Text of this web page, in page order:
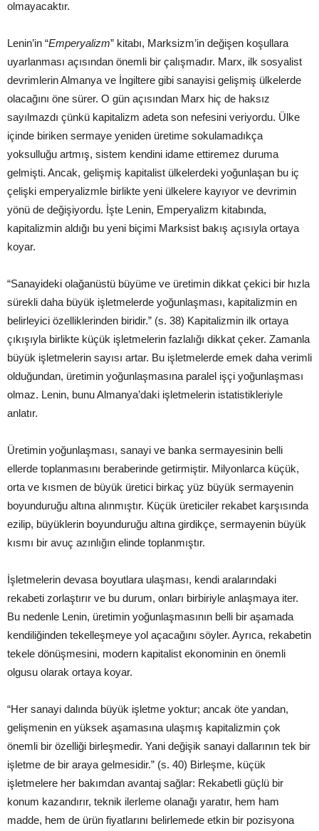
olmayacaktır.
Lenin’in “Emperyalizm” kitabı, Marksizm’in değişen koşullara
uyarlanması açısından önemli bir çalışmadır. Marx, ilk sosyalist
devrimlerin Almanya ve İngiltere gibi sanayisi gelişmiş ülkelerde
olacağını öne sürer. O gün açısından Marx hiç de haksız
sayılmazdı çünkü kapitalizm adeta son nefesini veriyordu. Ülke
içinde biriken sermaye yeniden üretime sokulamadıkça
yoksulluğu artmış, sistem kendini idame ettiremez duruma
gelmişti. Ancak, gelişmiş kapitalist ülkelerdeki yoğunlaşan bu iç
çelişki emperyalizmle birlikte yeni ülkelere kayıyor ve devrimin
yönü de değişiyordu. İşte Lenin, Emperyalizm kitabında,
kapitalizmin aldığı bu yeni biçimi Marksist bakış açısıyla ortaya
koyar.
“Sanayideki olağanüstü büyüme ve üretimin dikkat çekici bir hızla
sürekli daha büyük işletmelerde yoğunlaşması, kapitalizmin en
belirleyici özelliklerinden biridir.” (s. 38) Kapitalizmin ilk ortaya
çıkışıyla birlikte küçük işletmelerin fazlalığı dikkat çeker. Zamanla
büyük işletmelerin sayısı artar. Bu işletmelerde emek daha verimli
olduğundan, üretimin yoğunlaşmasına paralel işçi yoğunlaşması
olmaz. Lenin, bunu Almanya’daki işletmelerin istatistikleriyle
anlatır.
Üretimin yoğunlaşması, sanayi ve banka sermayesinin belli
ellerde toplanmasını beraberinde getirmiştir. Milyonlarca küçük,
orta ve kısmen de büyük üretici birkaç yüz büyük sermayenin
boyunduruğu altına alınmıştır. Küçük üreticiler rekabet karşısında
ezilip, büyüklerin boyunduruğu altına girdikçe, sermayenin büyük
kısmı bir avuç azınlığın elinde toplanmıştır.
İşletmelerin devasa boyutlara ulaşması, kendi aralarındaki
rekabeti zorlaştırır ve bu durum, onları birbiriyle anlaşmaya iter.
Bu nedenle Lenin, üretimin yoğunlaşmasının belli bir aşamada
kendiliğinden tekelleşmeye yol açacağını söyler. Ayrıca, rekabetin
tekele dönüşmesini, modern kapitalist ekonominin en önemli
olgusu olarak ortaya koyar.
“Her sanayi dalında büyük işletme yoktur; ancak öte yandan,
gelişmenin en yüksek aşamasına ulaşmış kapitalizmin çok
önemli bir özelliği birleşmedir. Yani değişik sanayi dallarının tek bir
işletme de bir araya gelmesidir.” (s. 40) Birleşme, küçük
işletmelere her bakımdan avantaj sağlar: Rekabetli güçlü bir
konum kazandırır, teknik ilerleme olanağı yaratır, hem ham
madde, hem de ürün fiyatlarını belirlemede etkin bir pozisyona